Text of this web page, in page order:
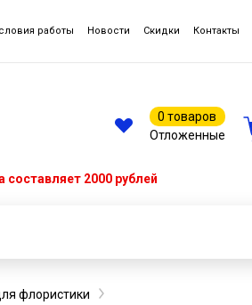
работы Новости Скидки Контакты
0 товаров
Отложенные
2000 рублей
флористики